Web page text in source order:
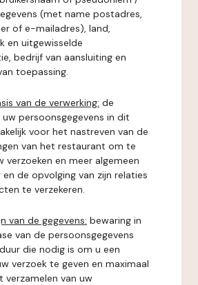
(met name postadres,
of e-mailadres), land,
en uitgewisselde
bedrijf van aansluiting en
toepassing.
van de verwerking: de
uw persoonsgegevens in dit
voor het nastreven van de
van het restaurant om te
verzoeken en meer algemeen
de opvolging van zijn relaties
te verzekeren.
van de gegevens: bewaring in
van de persoonsgegevens
die nodig is om u een
verzoek te geven en maximaal
verzamelen van uw